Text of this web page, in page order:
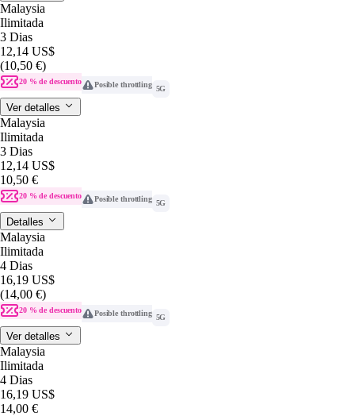
Malaysia
Ilimitada
3 Dias
12,14 US$
(10,50 €)
20 % de descuento Posible throttling 5G
Ver detalles
Malaysia
Ilimitada
3 Dias
12,14 US$
10,50 €
20 % de descuento Posible throttling 5G
Detalles
Malaysia
Ilimitada
4 Dias
16,19 US$
(14,00 €)
20 % de descuento Posible throttling 5G
Ver detalles
Malaysia
Ilimitada
4 Dias
16,19 US$
14,00 €